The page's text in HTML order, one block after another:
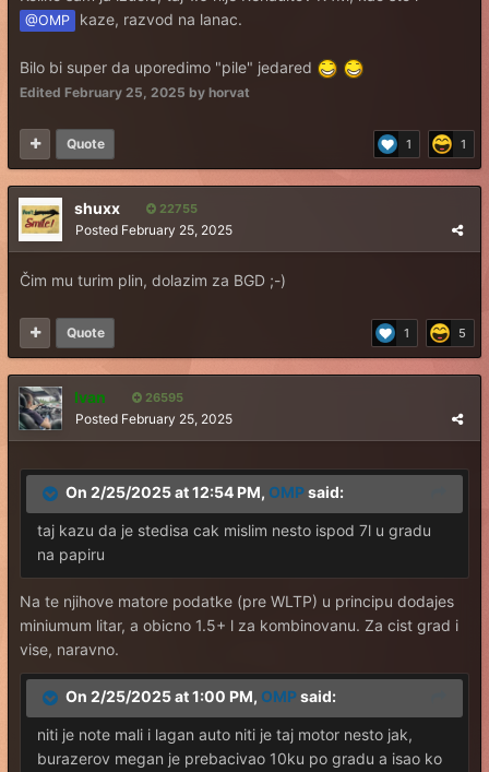
@OMP kaze, razvod na lanac.
Bilo bi super da uporedimo "pile" jedared
Edited February 25, 2025 by horvat
1 1
Quote
shuxx 22755
Posted February 25, 2025
Čim mu turim plin, dolazim za BGD ;-)
1 5
Quote
Ivan 26595
Posted February 25, 2025
On 2/25/2025 at 12:54 PM, OMPsaid:
taj kazu da je stedisa cak mislim nesto ispod 7l u gradu
na papiru
Na te njihove matore podatke (pre WLTP) u principu dodajes
miniumum litar, a obicno 1.5+ l za kombinovanu. Za cist grad i
vise, naravno.
On 2/25/2025 at 1:00 PM, OMPsaid:
niti je note mali i lagan auto niti je taj motor nesto jak,
burazerov megan je prebacivao 10ku po gradu a isao ko